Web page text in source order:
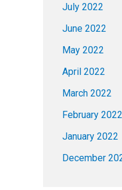
July 2022
June 2022
May 2022
April 2022
March 2022
February 2022
January 2022
December